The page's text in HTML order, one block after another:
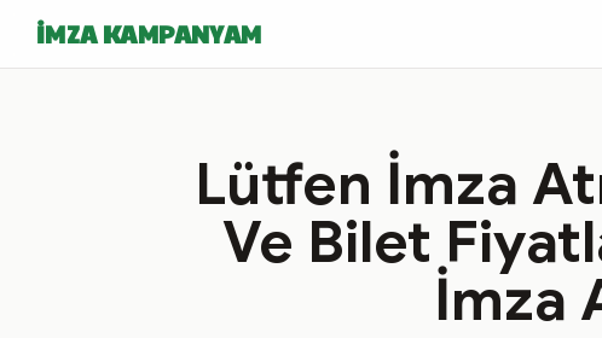
İMZA KAMPANYAM
Lütfen İmza
Ve Bilet
İmza